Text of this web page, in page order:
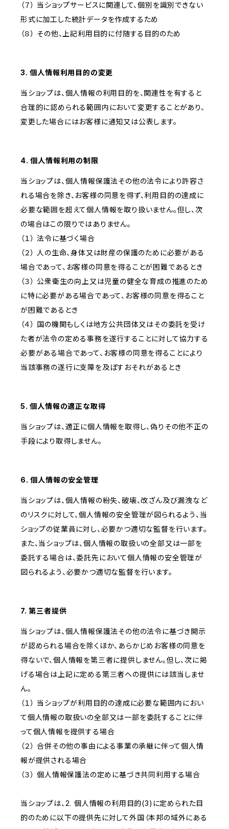
（７） 当ショップサービスに関連して、個別を識別できない
形式に加工した統計データを作成するため
（８） その他、上記利用目的に付随する目的のため
3. 個人情報利用目的の変更
当ショップは、個人情報の利用目的を、関連性を有すると
合理的に認められる範囲内において変更することがあり、
変更した場合にはお客様に通知又は公表します。
4. 個人情報利用の制限
当ショップは、個人情報保護法その他の法令により許容さ
れる場合を除き、お客様の同意を得ず、利用目的の達成に
必要な範囲を超えて個人情報を取り扱いません。但し、次
の場合はこの限りではありません。
（１） 法令に基づく場合
（２） 人の生命、身体又は財産の保護のために必要がある
場合であって、お客様の同意を得ることが困難であるとき
（３） 公衆衛生の向上又は児童の健全な育成の推進のため
に特に必要がある場合であって、お客様の同意を得ること
が困難であるとき
（４） 国の機関もしくは地方公共団体又はその委託を受け
た者が法令の定める事務を遂行することに対して協力する
必要がある場合であって、お客様の同意を得ることにより
当該事務の遂行に支障を及ぼすおそれがあるとき
5. 個人情報の適正な取得
当ショップは、適正に個人情報を取得し、偽りその他不正の
手段により取得しません。
6. 個人情報の安全管理
当ショップは、個人情報の紛失、破壊、改ざん及び漏洩など
のリスクに対して、個人情報の安全管理が図られるよう、当
ショップの従業員に対し、必要かつ適切な監督を行います。
また、当ショップは、個人情報の取扱いの全部又は一部を
委託する場合は、委託先において個人情報の安全管理が
図られるよう、必要かつ適切な監督を行います。
7. 第三者提供
当ショップは、個人情報保護法その他の法令に基づき開示
が認められる場合を除くほか、あらかじめお客様の同意を
得ないで、個人情報を第三者に提供しません。但し、次に掲
げる場合は上記に定める第三者への提供には該当しませ
ん。
（１） 当ショップが利用目的の達成に必要な範囲内におい
て個人情報の取扱いの全部又は一部を委託することに伴
って個人情報を提供する場合
（２） 合併その他の事由による事業の承継に伴って個人情
報が提供される場合
（３） 個人情報保護法の定めに基づき共同利用する場合
当ショップは、2. 個人情報の利用目的(3)に定められた目
的のために以下の提供先に対して外国（本邦の域外にある